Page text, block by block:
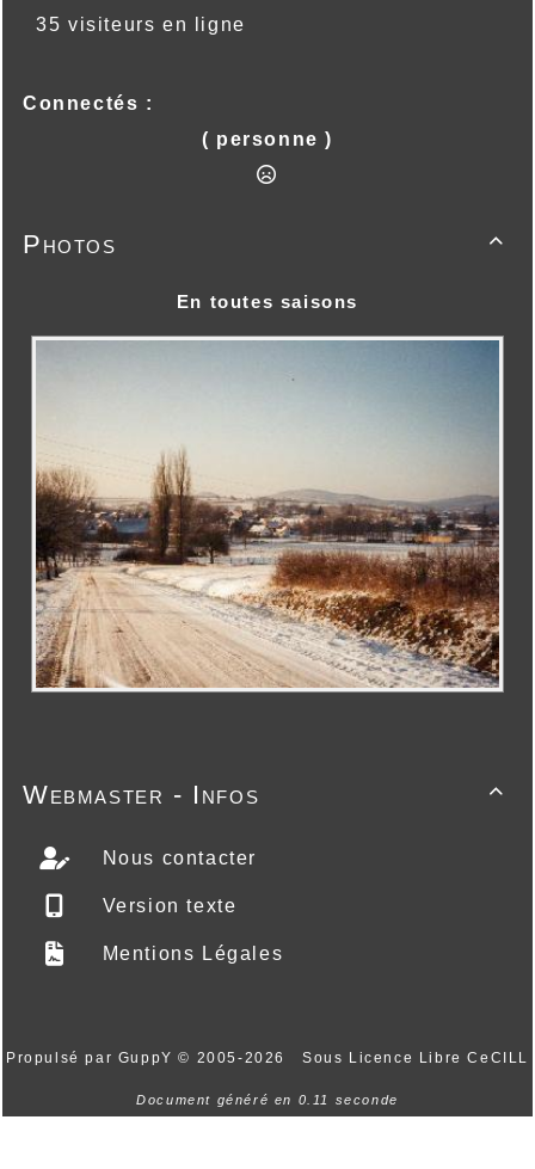
35 visiteurs en ligne
Connectés :
( personne )

Photos
En toutes saisons

Webmaster - Infos
Nous contacter
Version texte
Mentions Légales
Propulsé par GuppY© 2005-2026 Sous Licence Libre CeCILL
Document généré en 0.11 seconde